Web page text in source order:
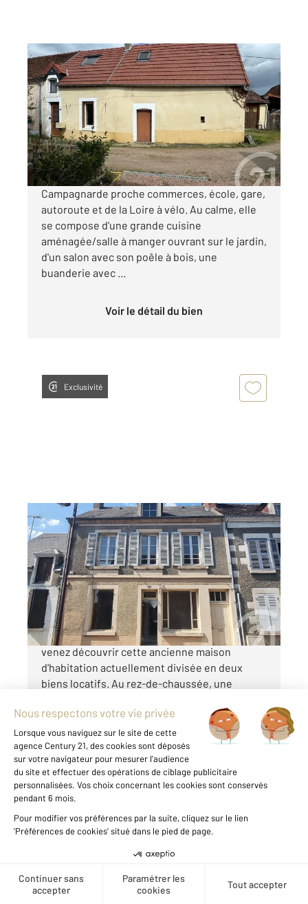
Créer une alerte
POUILLY SUR LOIRE 58
80 m2, 4 pièces
Ref : 18375
Maison à vendre
69 000 €
Visiter le site dédié
Campagnarde proche commerces, école, gare,
autoroute et de la Loire à vélo. Au calme, elle
se compose d'une grande cuisine
aménagée/salle à manger ouvrant sur le jardin,
d'un salon avec son poêle à bois, une
buanderie avec ...
Voir le détail du bien
Exclusivité
ST SATUR 18
103,50 m , 6 pièces
Ref : 18875
Maison à vendre
70 000 €
En plein cœur de SAINT-SATUR (18 - Cher),
venez découvrir cette ancienne maison
d'habitation actuellement divisée en deux
biens locatifs. Au rez-de-chaussée, une
d"une grande pièce de 25m², un dégagement,
une pièce ...
Voir le détail du bien